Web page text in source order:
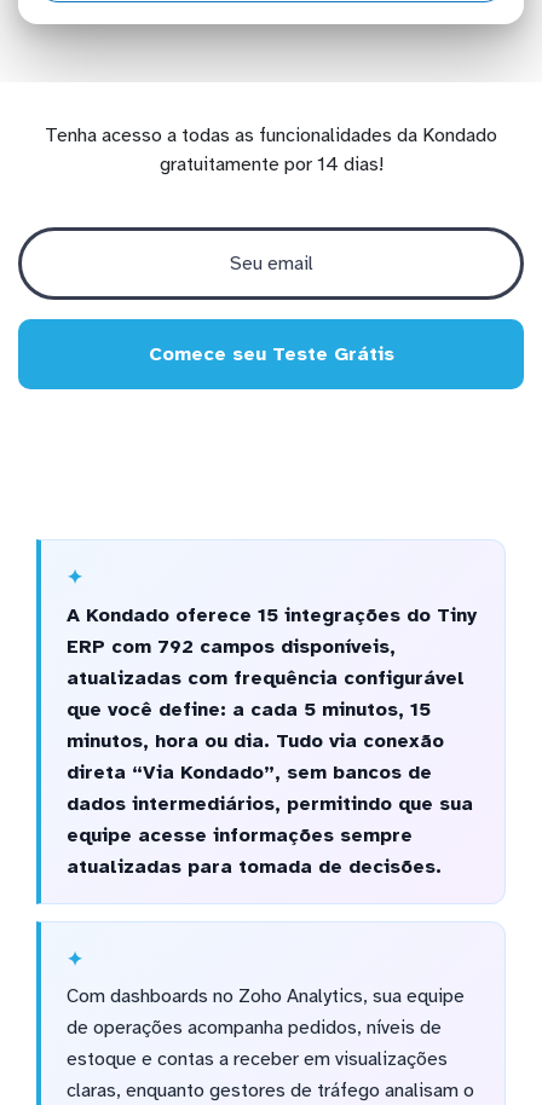
Tenha acesso a todas as funcionalidades da Kondado
gratuitamente por 14 dias!
Comece seu Teste Grátis
A Kondado oferece 15 integrações do Tiny
ERP com 792 campos disponíveis,
atualizadas com frequência configurável
que você define: a cada 5 minutos, 15
minutos, hora ou dia. Tudo via conexão
direta “Via Kondado”, sem bancos de
dados intermediários, permitindo que sua
equipe acesse informações sempre
atualizadas para tomada de decisões.
Com dashboards no Zoho Analytics, sua equipe
de operações acompanha pedidos, níveis de
estoque e contas a receber em visualizações
claras, enquanto gestores de tráfego analisam o